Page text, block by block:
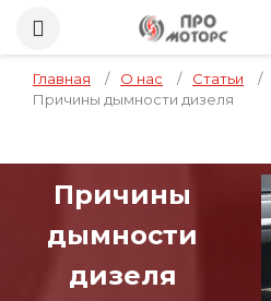
Главная / О нас / Статьи
/
Причины дымности дизеля
Причины
дымности
дизеля